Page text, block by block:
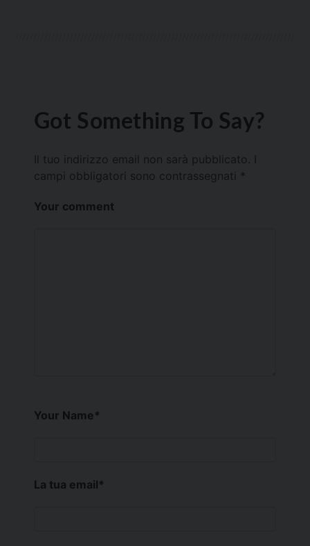
Got Something To Say?
Il tuo indirizzo email non sarà pubblicato.
campi obbligatori sono contrassegnati *
Your comment
Your Name*
La tua email*